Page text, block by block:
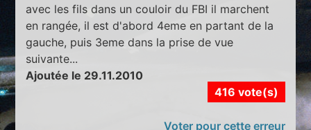
avec les fils dans un couloir du FBI il marchent
en rangée, il est d'abord 4eme en partant de la
gauche, puis 3eme dans la prise de vue
suivante...
Ajoutée le 29.11.2010
416 vote(s)
Voter pour cette erreur